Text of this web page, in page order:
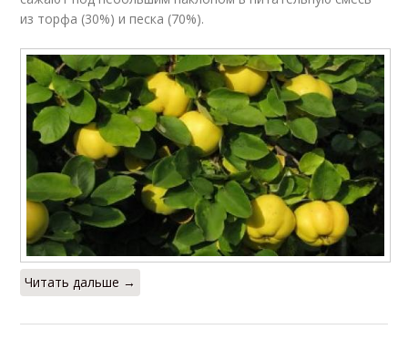
из торфа (30%) и песка (70%).
Читать дальше →